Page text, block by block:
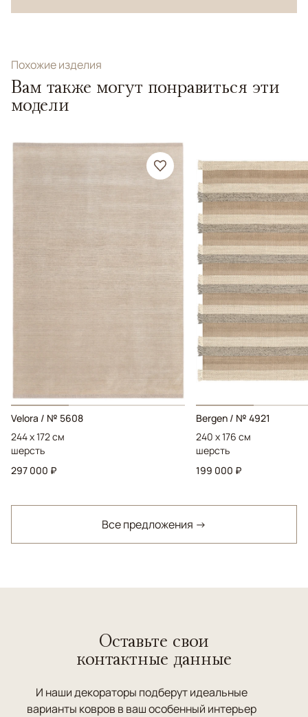
Похожие изделия
Вам также могут понравиться эти
модели
Velora / № 5608
244 x 172 см
шерсть
297 000 ₽
Bergen / № 4921
240 x 176 см
шерсть
199 000 ₽
Все предложения →
Оставьте свои
контактные данные
И наши декораторы подберут идеальные
варианты ковров в ваш особенный интерьер